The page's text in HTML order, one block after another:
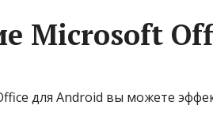
Microsoft
для Android вы можете